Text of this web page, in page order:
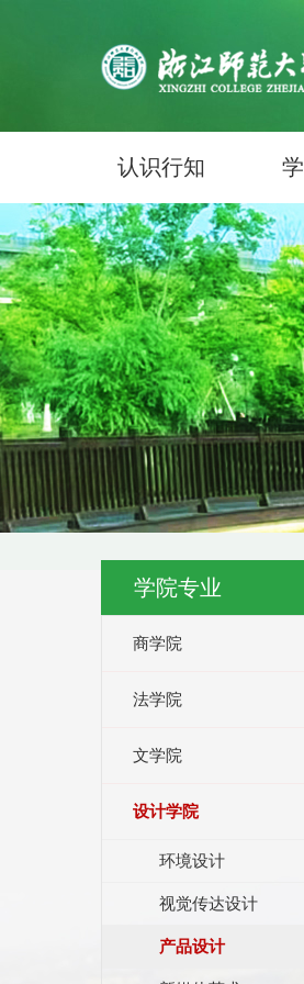
认识行知
学院专业
商学院
法学院
文学院
设计学院
环境设计
视觉传达设计
产品设计